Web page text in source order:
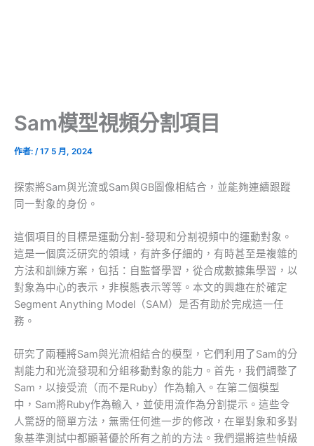
Sam模型視頻分割項目
作者: /17 5 月, 2024
探索將Sam與光流或Sam與GB圖像相結合，並能夠連續跟蹤
同一對象的身份。
這個項目的目標是運動分割-發現和分割視頻中的運動對象。
這是一個廣泛研究的領域，有許多仔細的，有時甚至是複雜的
方法和訓練方案，包括：自監督學習，從合成數據集學習，以
對象為中心的表示，非模態表示等等。本文的興趣在於確定
Segment Anything Model（SAM）是否有助於完成這一任
務。
研究了兩種將Sam與光流相結合的模型，它們利用了Sam的分
割能力和光流發現和分組移動對象的能力。首先，我們調整了
Sam，以接受流（而不是Ruby）作為輸入。在第二個模型
中，Sam將Ruby作為輸入，並使用流作為分割提示。這些令
人驚訝的簡單方法，無需任何進一步的修改，在單對象和多對
象基準測試中都顯著優於所有之前的方法。我們還將這些幀級